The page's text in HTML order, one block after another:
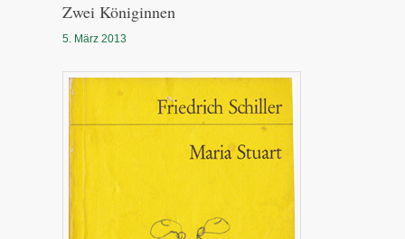
Zwei Königinnen
5. März 2013